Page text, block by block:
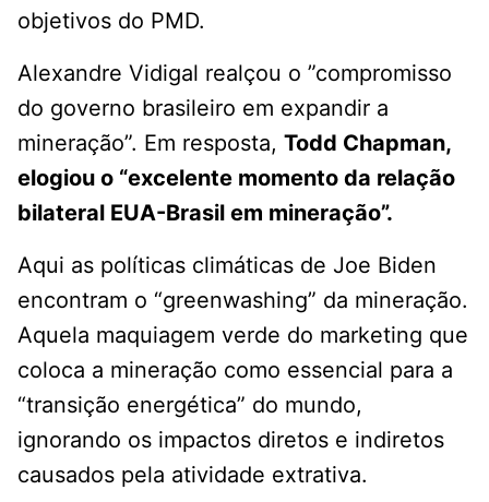
objetivos do PMD.
Alexandre Vidigal realçou o ”compromisso
do governo brasileiro em expandir a
mineração”. Em resposta, Todd Chapman,
elogiou o “excelente momento da relação
bilateral EUA-Brasil em mineração”.
Aqui as políticas climáticas de Joe Biden
encontram o “greenwashing” da mineração.
Aquela maquiagem verde do marketing que
coloca a mineração como essencial para a
“transição energética” do mundo,
ignorando os impactos diretos e indiretos
causados pela atividade extrativa.